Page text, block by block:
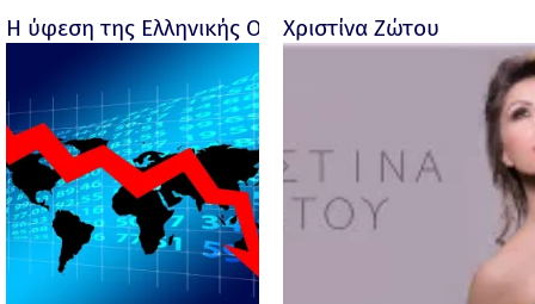
Η ύφεση της Ελληνικής Οικονομίας - Ροσέτος
Χριστίνα Ζώτου